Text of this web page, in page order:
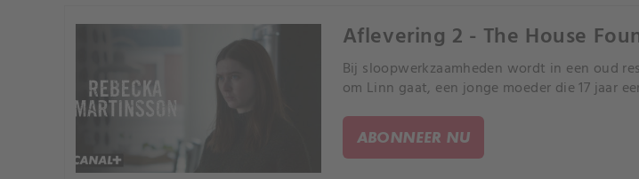
Aflevering 2 - The House
Bij sloopwerkzaamheden wordt in een oud
om Linn gaat, een jonge moeder die 17 jaar
ABONNEER NU